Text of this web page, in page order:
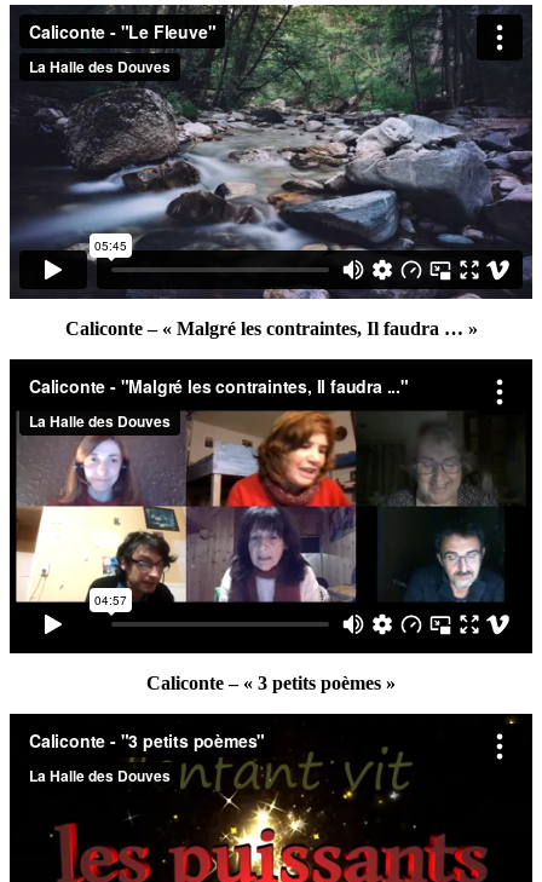
Caliconte – « Malgré les contraintes, Il faudra … »
Caliconte – « 3 petits poèmes »